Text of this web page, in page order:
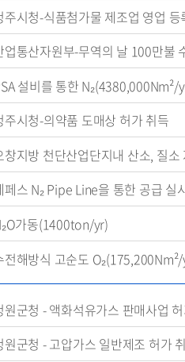
주시청-식품첨가물 제조업 영업 등
업통산자원부-무역의 날 100만불
설비를 통한 N₂(4380,000Nm²/
주시청-의약품 도매상 허가 취득
창지방 천단산업단지내 산소, 질소
페스 N₂ Pipe Line을 통한 공급 실
가동(1400ton/yr)
전해방식 고순도
원군청 - 액화석유가스 판매사업
원군청 - 고압가스 일반제조 허가